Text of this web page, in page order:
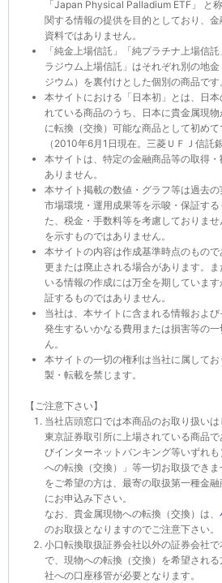
「Japan Physical Palladium ETF」 と
関する情報の提供を目的としており、
資料ではありません。
「純金上場信託」「純プラチナ上場信
ラジウム上場信託」はそれぞれ別の地
ジウム）を裏付けとした個別の商品です
本サイトにおける「日本初」とは、日
れている商品のうち、日本に貴金属現
に転換（交換）可能な商品として初め
（2010年6月1日現在。三菱ＵＦＪ信託
本サイトは、特定の金融商品等の取得
ありません。
本サイト掲載の数値・グラフ等は過去
市場環境・運用成果等を示唆・保証す
た、税金・手数料等を考慮しておりま
を示すものではありません。
本サイトの内容は作成基準時点のもの
更または廃止される場合があります。
いる情報の作成には万全を期していま
証するものではありません。
当社は、本サイトに含まれる情報およ
発生するいかなる費用または損害等の
ん。
本サイトの一切の権利は当社に属して
製・転載を禁じます。
【ご注意下さい】
当社店頭窓口では本商品のお取り扱い
東京証券取引所に上場されている商品
びインターネットバンキング等いずれ
への転換（交換）」等一切お取扱でき
をご希望の方は、最寄の取扱第一種金融
にお申込み下さい。
なお、貴金属現物への転換（交換）は、
のお取扱となりますのでご注意下さい。
小口転換取扱証券会社以外の証券会社
で、現物への転換（交換）を希望され
社への口座移管が必要となります。